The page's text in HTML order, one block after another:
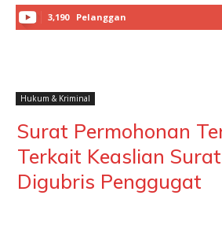
3,190 Pelanggan